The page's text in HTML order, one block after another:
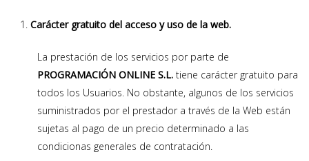
Carácter gratuito del acceso y uso de la web.
La prestación de los servicios por parte de
PROGRAMACIÓN ONLINE S.L. tiene carácter gratuito para
todos los Usuarios. No obstante, algunos de los servicios
suministrados por el prestador a través de la Web están
sujetas al pago de un precio determinado a las
condicionas generales de contratación.